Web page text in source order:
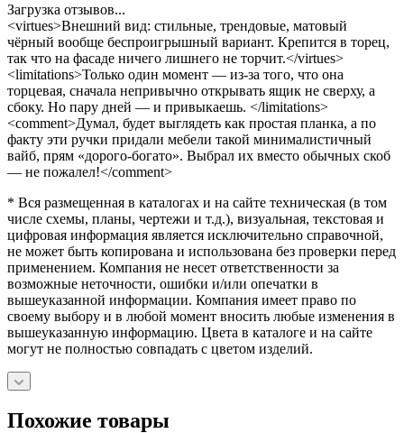
Загрузка отзывов...
<virtues>Внешний вид: стильные, трендовые, матовый
чёрный вообще беспроигрышный вариант. Крепится в торец,
так что на фасаде ничего лишнего не торчит.</virtues>
<limitations>Только один момент — из-за того, что она
торцевая, сначала непривычно открывать ящик не сверху, а
сбоку. Но пару дней — и привыкаешь. </limitations>
<comment>Думал, будет выглядеть как простая планка, а по
факту эти ручки придали мебели такой минималистичный
вайб, прям «дорого-богато». Выбрал их вместо обычных скоб
— не пожалел!</comment>
* Вся размещенная в каталогах и на сайте техническая (в том
числе схемы, планы, чертежи и т.д.), визуальная, текстовая и
цифровая информация является исключительно справочной,
не может быть копирована и использована без проверки перед
применением. Компания не несет ответственности за
возможные неточности, ошибки и/или опечатки в
вышеуказанной информации. Компания имеет право по
своему выбору и в любой момент вносить любые изменения в
вышеуказанную информацию. Цвета в каталоге и на сайте
могут не полностью совпадать с цветом изделий.
Похожие товары